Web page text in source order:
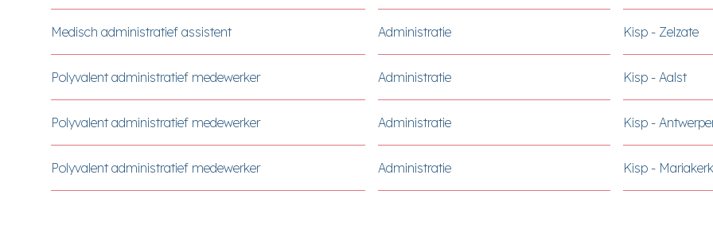
Medisch administratief assistent Administratie Kisp - Zelzate
Polyvalent administratief medewerker Administratie Kisp - Aalst
Polyvalent administratief medewerker Administratie Kisp -
Polyvalent administratief medewerker Administratie Kisp -